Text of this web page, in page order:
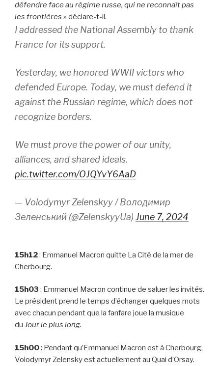
défendre face au régime russe, qui ne reconnaît pas
les frontières » déclare-t-il.
I addressed the National Assembly to thank
France for its support.
Yesterday, we honored WWII victors who
defended Europe. Today, we must defend it
against the Russian regime, which does not
recognize borders.
We must prove the power of our unity,
alliances, and shared ideals.
pic.twitter.com/OJQYvY6AaD
— Volodymyr Zelenskyy / Володимир
Зеленський (@ZelenskyyUa) June 7, 2024
15h12: Emmanuel Macron quitte La Cité de la mer de
Cherbourg.
15h03 : Emmanuel Macron continue de saluer les invités.
Le président prend le temps d’échanger quelques mots
avec chacun pendant que la fanfare joue la musique
du Jour le plus long.
15h00: Pendant qu’Emmanuel Macron est à Cherbourg,
Volodymyr Zelensky est actuellement au Quai d’Orsay.